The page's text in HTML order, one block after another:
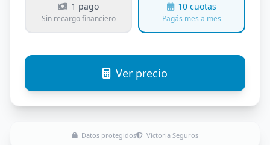
1 pago
Sin recargo financiero
10 cuotas
Pagás mes a mes
Ver precio
Datos protegidos Victoria Seguros